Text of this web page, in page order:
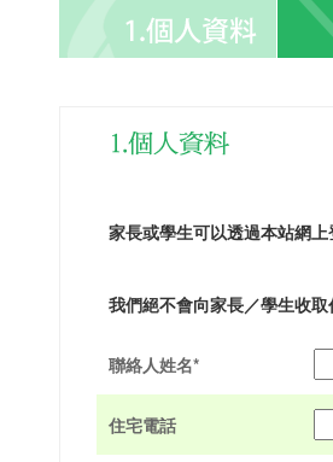
家長或學生可以透過本站網
我們絕不會向家長／學生收取
聯絡人姓名*
住宅電話